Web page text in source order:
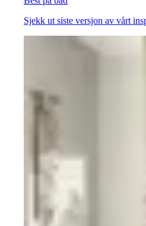
Sjekk ut siste versjon av vårt